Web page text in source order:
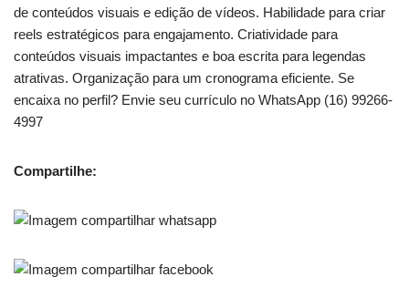
de conteúdos visuais e edição de vídeos. Habilidade para criar
reels estratégicos para engajamento. Criatividade para
conteúdos visuais impactantes e boa escrita para legendas
atrativas. Organização para um cronograma eficiente. Se
encaixa no perfil? Envie seu currículo no WhatsApp (16) 99266-
4997
Compartilhe: